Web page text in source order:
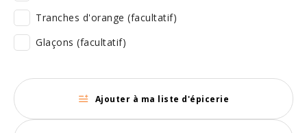
Tranches d'orange (facultatif)
Glaçons (facultatif)
Ajouter à ma liste d'épicerie